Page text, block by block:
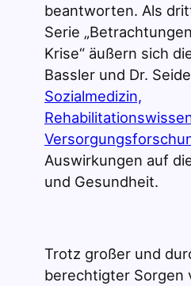
beantworten. Als
Serie
Krise“ äußern sich
Bassler und Dr.
Sozialmedizin,
Auswirkungen auf
und Gesundheit.
Trotz großer und
berechtigter Sorgen